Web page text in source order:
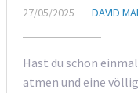
27/05/2025 DAVID
Hast du schon
atmen und eine